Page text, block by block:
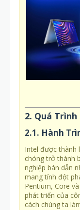
2. Quá
2.1. Hành
Intel được thành
chóng trở thành
nghiệp bán dẫn
mang tính đột
Pentium, Core
phát triển của
cách chúng ta